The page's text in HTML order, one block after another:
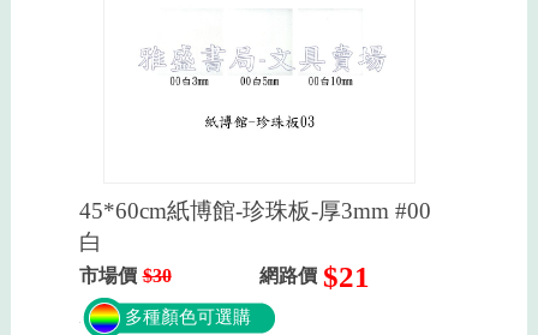
45*60cm紙博館-珍珠板-厚3mm #00
白
市場價 $30 網路價 $21
多種顏色可選購